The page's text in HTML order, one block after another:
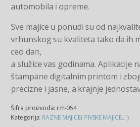
automobila i opreme.
Sve majice u ponudi su od
vrhunskog su kvaliteta tako da ih
ceo dan,
a služice vas godinama. Aplikacije
štampane digitalnim printom i
precizne i jasne, a krajnje
Šifra proizvoda: rm-054
Kategorija: RAZNE MAJICE( PIVSKE MAJICE... )